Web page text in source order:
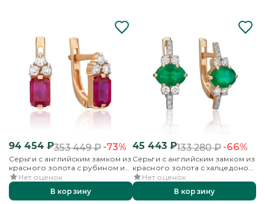
94 454₽353 449₽-73%
Серьги с английским замком из
красного золота с рубином и
бриллиантами
Нет оценок
В корзину
45 443₽133 280₽-66%
Серьги с английским замком из
красного золота с халцедоном
и фианитами
Нет оценок
В корзину